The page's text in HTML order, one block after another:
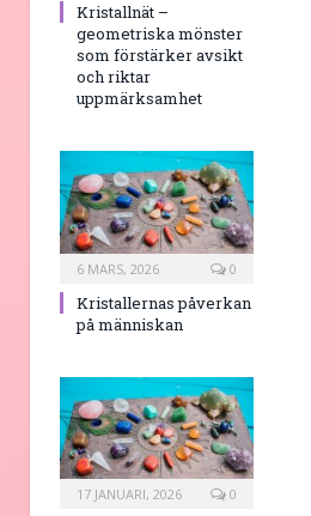
Kristallnät –
geometriska mönster
som förstärker avsikt
och riktar
uppmärksamhet
6 MARS, 2026 0
Kristallernas påverkan
på människan
17 JANUARI, 2026 0